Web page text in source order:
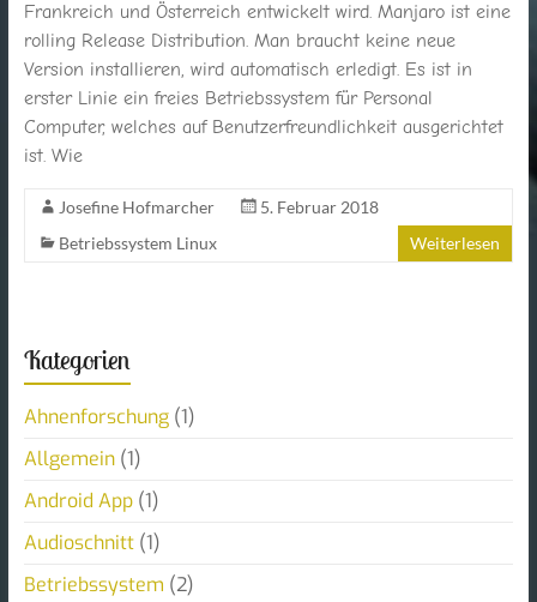
Frankreich und Österreich entwickelt wird. Manjaro ist eine
rolling Release Distribution. Man braucht keine neue
Version installieren, wird automatisch erledigt. Es ist in
erster Linie ein freies Betriebssystem für Personal
Computer, welches auf Benutzerfreundlichkeit ausgerichtet
ist. Wie
Josefine Hofmarcher
5. Februar 2018
Betriebssystem Linux
Weiterlesen
Kategorien
Ahnenforschung(1)
Allgemein(1)
Android App(1)
Audioschnitt(1)
Betriebssystem (2)